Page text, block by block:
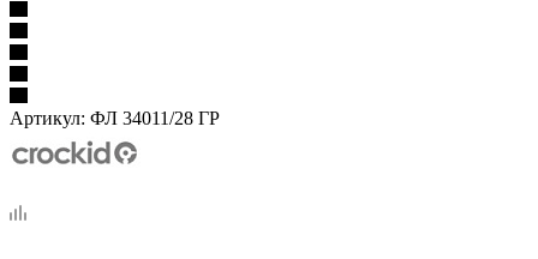
Артикул: ФЛ 34011/28 ГР